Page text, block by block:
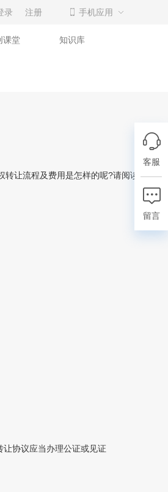
录 注册 手机应用
课堂 知识库
让流程及费用是怎样的呢?请阅读下面的
协议应当办理公证或见证
客服
留言